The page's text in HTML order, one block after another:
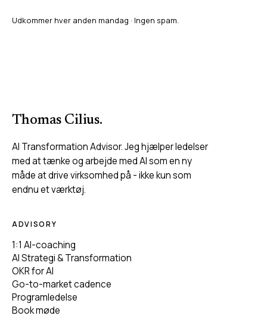
Udkommer hver anden mandag · Ingen spam.
Thomas Cilius.
AI Transformation Advisor. Jeg hjælper ledelser
med at tænke og arbejde med AI som en ny
måde at drive virksomhed på - ikke kun som
endnu et værktøj.
ADVISORY
1:1 AI-coaching
AI Strategi & Transformation
OKR for AI
Go-to-market cadence
Programledelse
Book møde